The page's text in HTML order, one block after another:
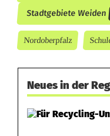
Stadtgebiete Weiden
Nordoberpfalz
Neues in der